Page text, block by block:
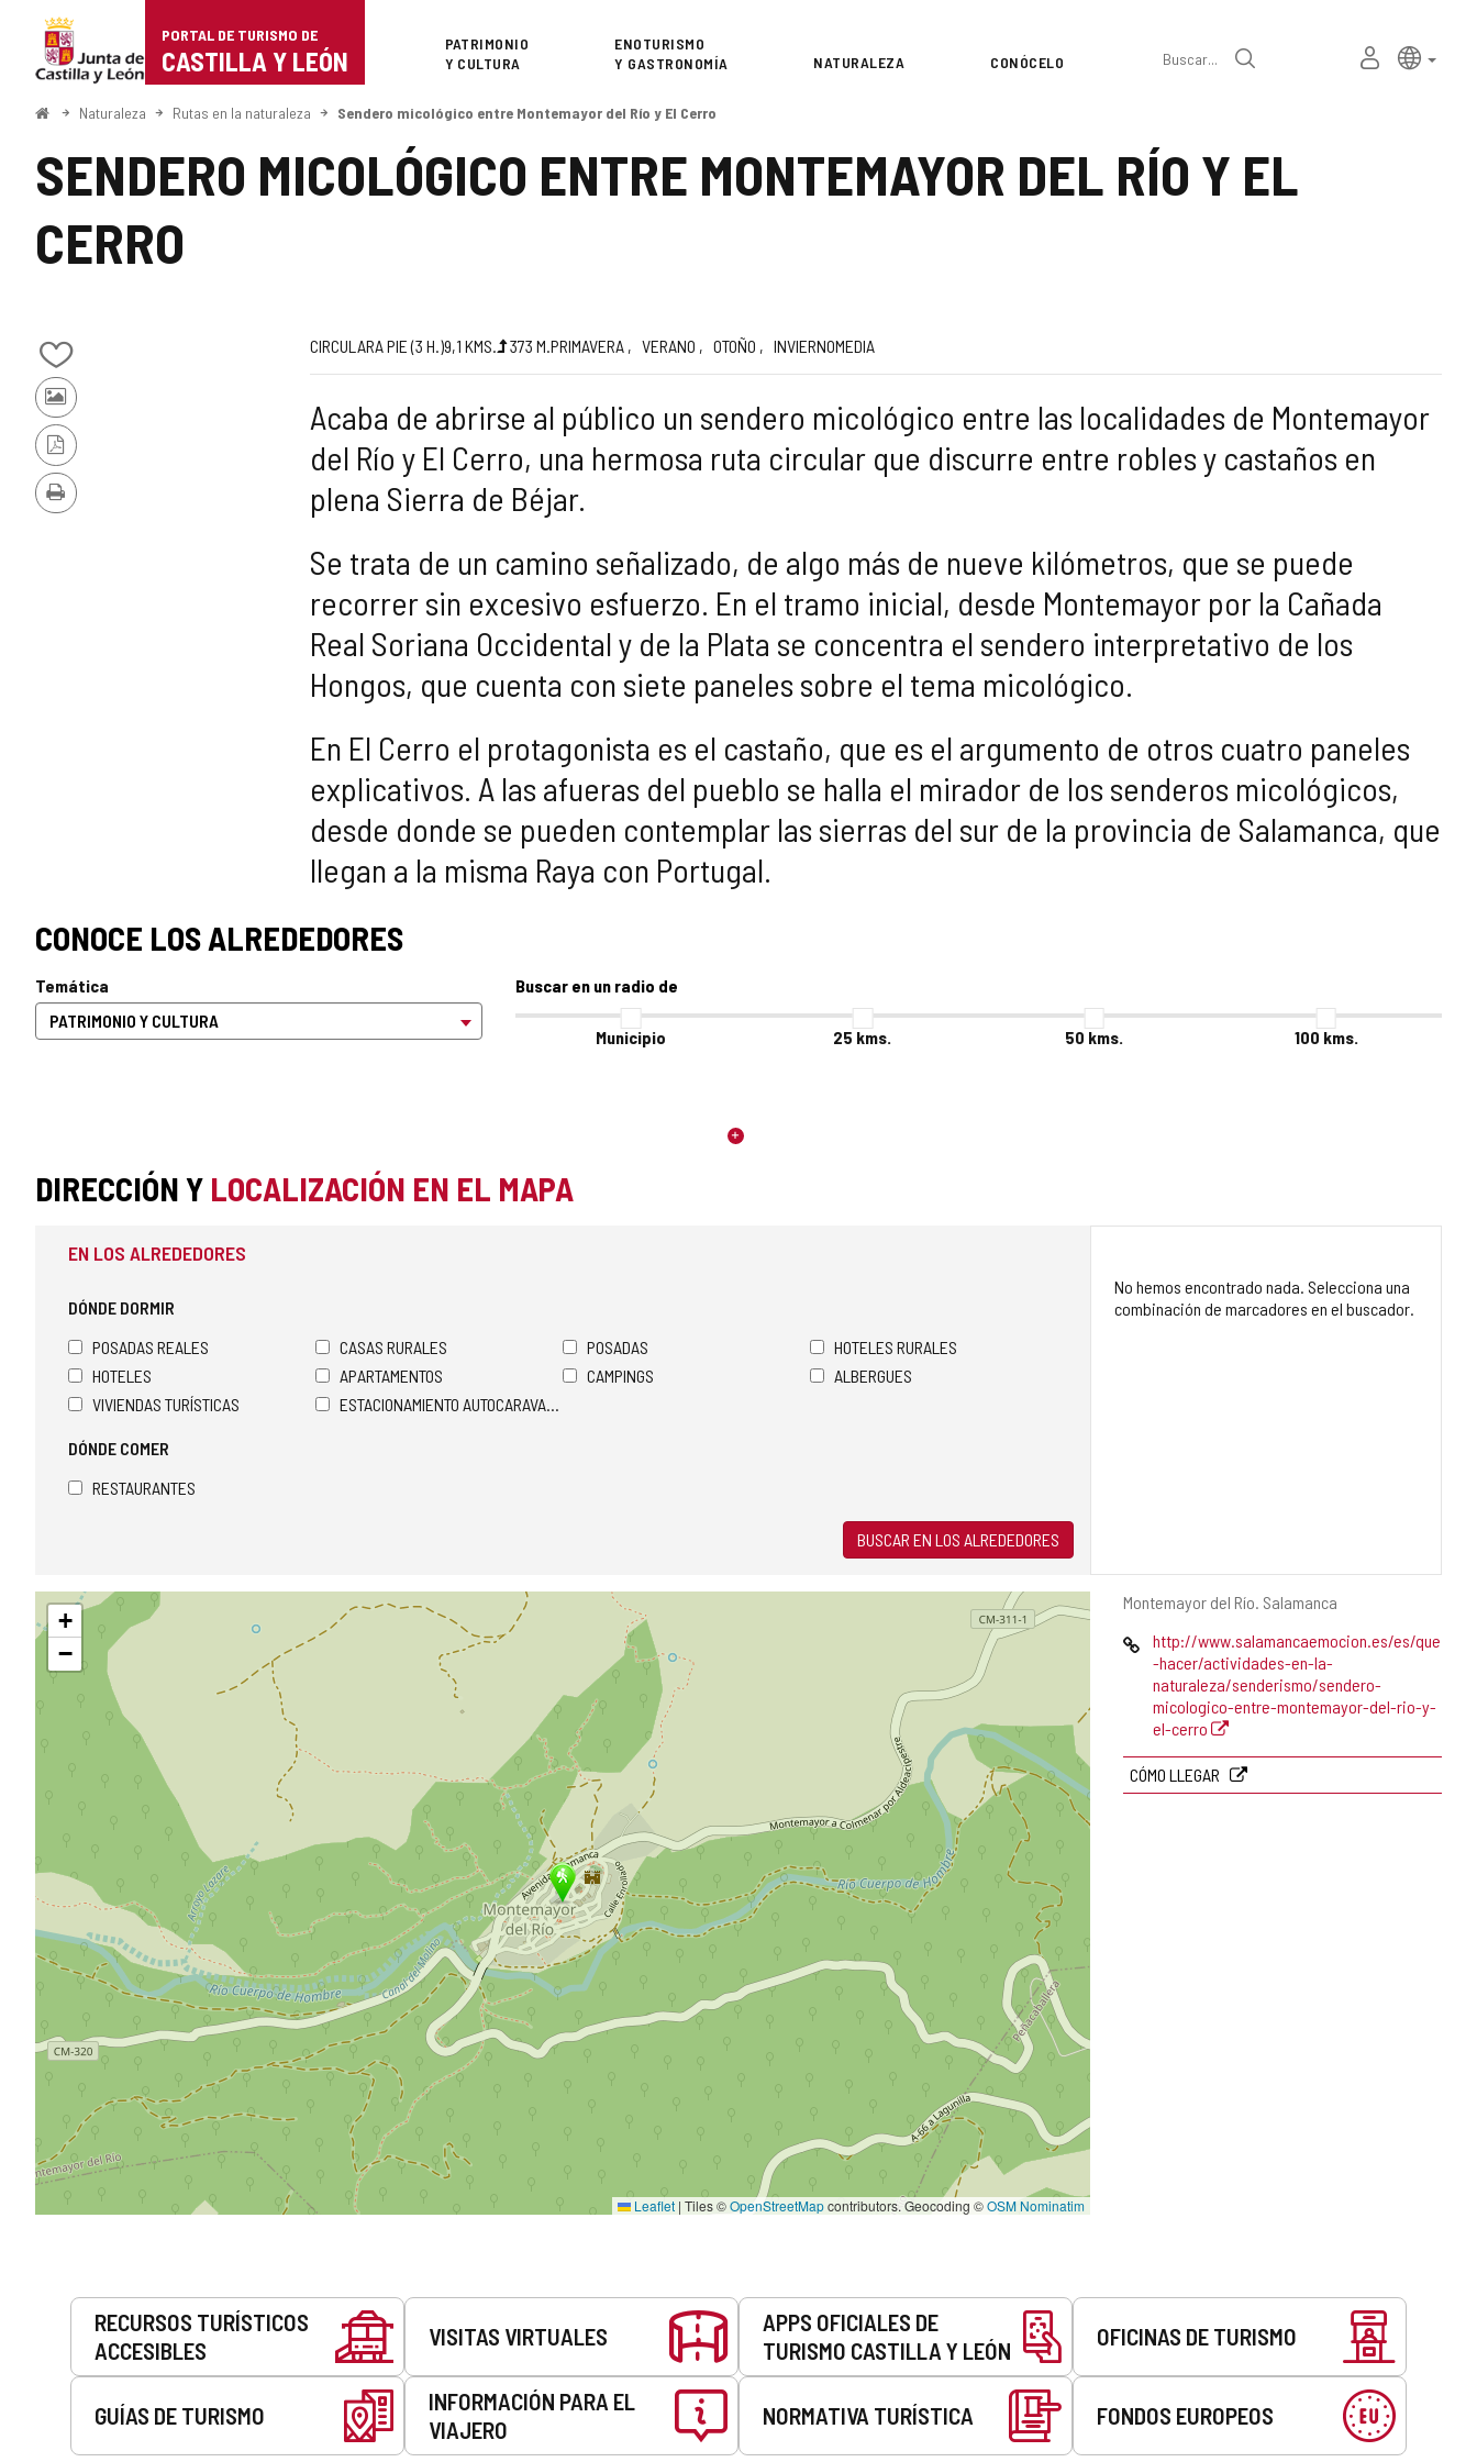
Portal
de
Turismo
Castilla
León
PORTAL DE TURISMO DE
CASTILLA Y LEÓN
Superior
PATRIMONIO
Y CULTURA
ENOTURISMO
Y GASTRONOMÍA
NATURALEZA CONÓCELO Buscar
ESPACIO
Selector
de
Idioma
InicioNaturaleza Rutas en la naturaleza Sendero micológico entre Montemayor del Río y El Cerro
SENDERO MICOLÓGICO ENTRE MONTEMAYOR DEL RÍO Y EL
CERRO
Añadir/quitar
de
mis
cuadernos
Fotos
de
otros
turistas
Versión
PDF
Imprimir
Trayecto
CIRCULAR
MedioA PIE (3 H.)
Longitud 9,1 KMS.
Desnivel
(m)
373 M.
Recomendada PRIMAVERA VERANO OTOÑO INVIERNO
Dificultad
la
ruta
MEDIA
Acaba de abrirse al público un sendero micológico entre las localidades de Montemayor
del Río y El Cerro, una hermosa ruta circular que discurre entre robles y castaños en
plena Sierra de Béjar.
Se trata de un camino señalizado, de algo más de nueve kilómetros, que se puede
recorrer sin excesivo esfuerzo. En el tramo inicial, desde Montemayor por la Cañada
Real Soriana Occidental y de la Plata se concentra el sendero interpretativo de los
Hongos, que cuenta con siete paneles sobre el tema micológico.
En El Cerro el protagonista es el castaño, que es el argumento de otros cuatro paneles
explicativos. A las afueras del pueblo se halla el mirador de los senderos micológicos,
desde donde se pueden contemplar las sierras del sur de la provincia de Salamanca, que
llegan a la misma Raya con Portugal.
CONOCE LOS ALREDEDORES
Temática Buscar en un radio de
Municipio 25 kms. 50 kms. 100 kms.
DIRECCIÓN Y LOCALIZACIÓN EN EL MAPA
Dirección
Montemayor del Río. Salamanca
Página
Web
http://www.salamancaemocion.es/es/que
-hacer/actividades-en-la-
naturaleza/senderismo/sendero-
micologico-entre-montemayor-del-rio-y-
el-cerro
CÓMO LLEGAR
EN LOS ALREDEDORES
DÓNDE DORMIR
POSADAS REALES
CASAS RURALES POSADAS
HOTELES RURALES
HOTELES
APARTAMENTOS CAMPINGS
ALBERGUES
VIVIENDAS TURÍSTICAS
ESTACIONAMIENTO AUTOCARAVANAS
DÓNDE COMER
RESTAURANTES
BUSCAR EN LOS ALREDEDORES
No hemos encontrado nada. Selecciona una
combinación de marcadores en el buscador.
Saltar
mapa
+
−
Leaflet | Tiles ©OpenStreetMapcontributors. Geocoding ©OSM Nominatim
Servicios
RECURSOS TURÍSTICOS
ACCESIBLES
VISITAS VIRTUALES
APPS OFICIALES DE
TURISMO CASTILLA Y LEÓN
OFICINAS DE TURISMO
GUÍAS DE TURISMO
INFORMACIÓN PARA EL
VIAJERO
NORMATIVA TURÍSTICA FONDOS EUROPEOS